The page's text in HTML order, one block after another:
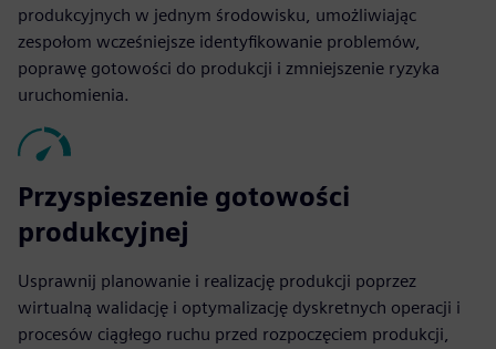
produkcyjnych w jednym środowisku, umożliwiając
zespołom wcześniejsze identyfikowanie problemów,
poprawę gotowości do produkcji i zmniejszenie ryzyka
uruchomienia.
Przyspieszenie gotowości
produkcyjnej
Usprawnij planowanie i realizację produkcji poprzez
wirtualną walidację i optymalizację dyskretnych operacji i
procesów ciągłego ruchu przed rozpoczęciem produkcji,